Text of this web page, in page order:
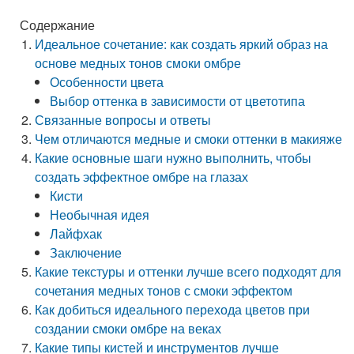
Содержание
Идеальное сочетание: как создать яркий образ на
основе медных тонов смоки омбре
Особенности цвета
Выбор оттенка в зависимости от цветотипа
Связанные вопросы и ответы
Чем отличаются медные и смоки оттенки в макияже
Какие основные шаги нужно выполнить, чтобы
создать эффектное омбре на глазах
Кисти
Необычная идея
Лайфхак
Заключение
Какие текстуры и оттенки лучше всего подходят для
сочетания медных тонов с смоки эффектом
Как добиться идеального перехода цветов при
создании смоки омбре на веках
Какие типы кистей и инструментов лучше